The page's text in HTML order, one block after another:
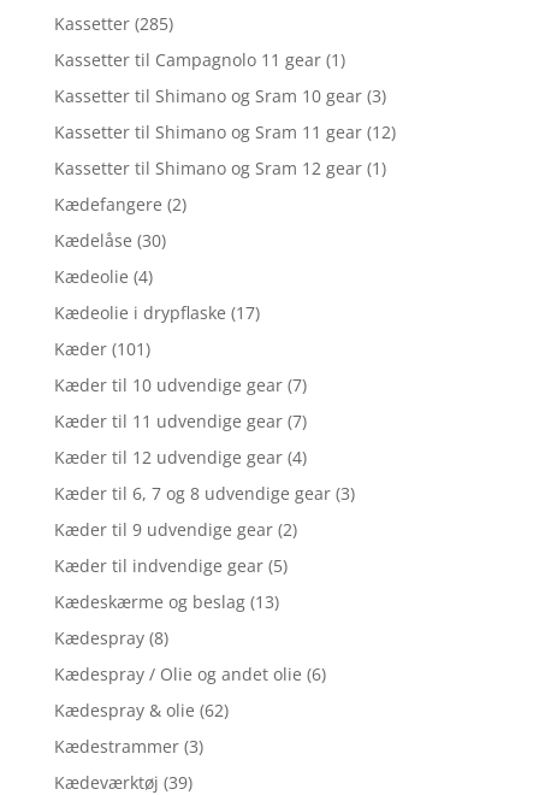
Kassetter (285)
Kassetter til Campagnolo 11 gear (1)
Kassetter til Shimano og Sram 10 gear (3)
Kassetter til Shimano og Sram 11 gear (12)
Kassetter til Shimano og Sram 12 gear (1)
Kædefangere (2)
Kædelåse (30)
Kædeolie (4)
Kædeolie i drypflaske (17)
Kæder (101)
Kæder til 10 udvendige gear (7)
Kæder til 11 udvendige gear (7)
Kæder til 12 udvendige gear (4)
Kæder til 6, 7 og 8 udvendige gear (3)
Kæder til 9 udvendige gear (2)
Kæder til indvendige gear (5)
Kædeskærme og beslag (13)
Kædespray (8)
Kædespray / Olie og andet olie (6)
Kædespray & olie (62)
Kædestrammer (3)
Kædeværktøj (39)